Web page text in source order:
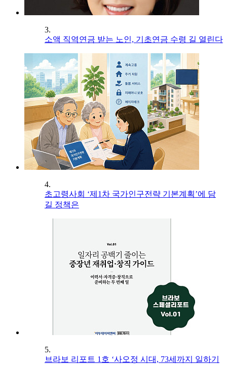
3.
소액 직역연금 받는 노인, 기초연금 수령 길 열린다
4.
초고령사회 ‘제1차 국가인구전략 기본계획’에 담
길 정책은
5.
브라보 리포트 1호 ‘사오정 시대, 73세까지 일하기